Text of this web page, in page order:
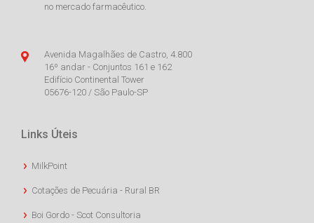
no mercado farmacêutico.
Avenida Magalhães de Castro, 4.800
16º andar - Conjuntos 161 e 162
Edifício Continental Tower
05676-120 / São Paulo-SP
Links Úteis
MilkPoint
Cotações de Pecuária - Rural BR
Boi Gordo - Scot Consultoria